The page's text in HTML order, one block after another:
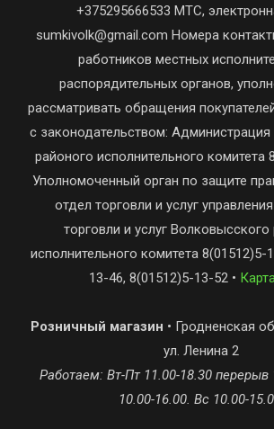
+375295666533 МТС,
sumkivolk@gmail.com Номера
работников местных
распорядительных органов,
рассматривать обращения
с законодательством:
районого исполнительного комитета
Уполномоченный орган по защите
отдел торговли и услуг
торговли и услуг Волковысского
исполнительного комитета 8(01512)5-
13-46, 8(01512)5-13-52 •
Розничный магазин • Гродненская
ул. Ленина 2
Работаем: Вт-Пт 11.00-18.30 перерыв
10.00-16.00. Вс 10.00-